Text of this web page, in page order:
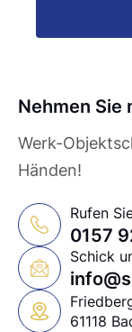
Nehmen Sie
Werk-
Händen!
Rufen
0157
Schick
61118